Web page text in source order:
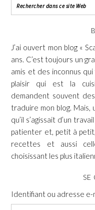
J’ai ouvert mon blog «
ans. C’est toujours un
amis et des inconnus
plaisir qui est la
demandent souvent
traduire mon blog. Mais,
qu’il s’agissait d’un
patienter et, petit à
recettes et aussi
choisissant les plus
SE
Identifiant ou adresse e-